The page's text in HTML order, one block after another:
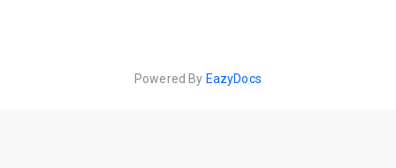
Powered By EazyDocs